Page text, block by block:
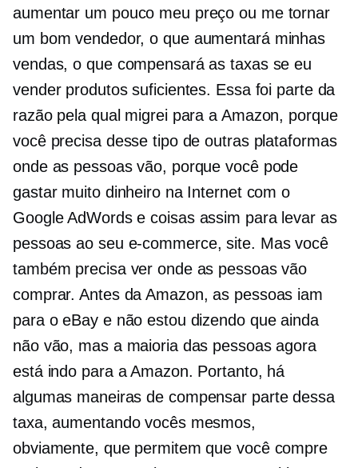
aumentar um pouco meu preço ou me tornar
um bom vendedor, o que aumentará minhas
vendas, o que compensará as taxas se eu
vender produtos suficientes. Essa foi parte da
razão pela qual migrei para a Amazon, porque
você precisa desse tipo de outras plataformas
onde as pessoas vão, porque você pode
gastar muito dinheiro na Internet com o
Google AdWords e coisas assim para levar as
pessoas ao seu e-commerce, site. Mas você
também precisa ver onde as pessoas vão
comprar. Antes da Amazon, as pessoas iam
para o eBay e não estou dizendo que ainda
não vão, mas a maioria das pessoas agora
está indo para a Amazon. Portanto, há
algumas maneiras de compensar parte dessa
taxa, aumentando vocês mesmos,
obviamente, que permitem que você compre